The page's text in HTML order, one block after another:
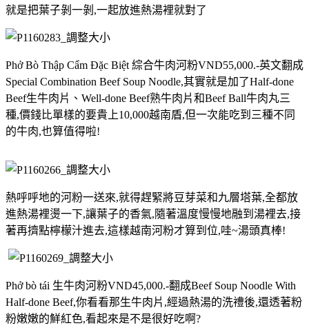
就是把葉子剝一剝,一起放進熱湯裡就對了
Phở Bò Thập Cẩm Đặc Biệt 綜合牛肉河粉VND55,000.-英文翻成
Special Combination Beef Soup Noodle,其實就是加了Half-done
Beef生牛肉片、Well-done Beef熟牛肉片和Beef Ball牛肉丸三
種,價錢比單樣的要貴上10,000越南盾,但一次能吃到三種不同
的牛肉,也算值得啦!
熱呼呼地的河粉一送來,就得趕緊將豆芽菜和九層塔葉,全都放
進熱湯裡燙一下,讓葉子的香氣,隨著溫度慢慢地融到湯裡去,接
著再擠點檸檬汁進去,這樣越南河粉才算到位,哇~湯頭真棒!
Phở bò tái 生牛肉河粉VND45,000.-翻成Beef Soup Noodle With
Half-done Beef,你看看那生牛肉片,經過熱湯的洗禮後,還透著粉
粉嫩嫩的鮮紅色,看起來是不是很好吃啊?